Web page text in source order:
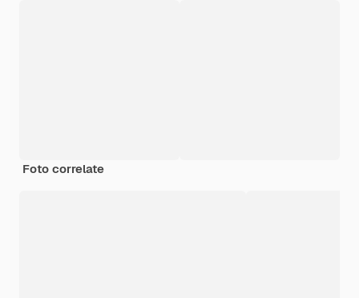
Foto correlate